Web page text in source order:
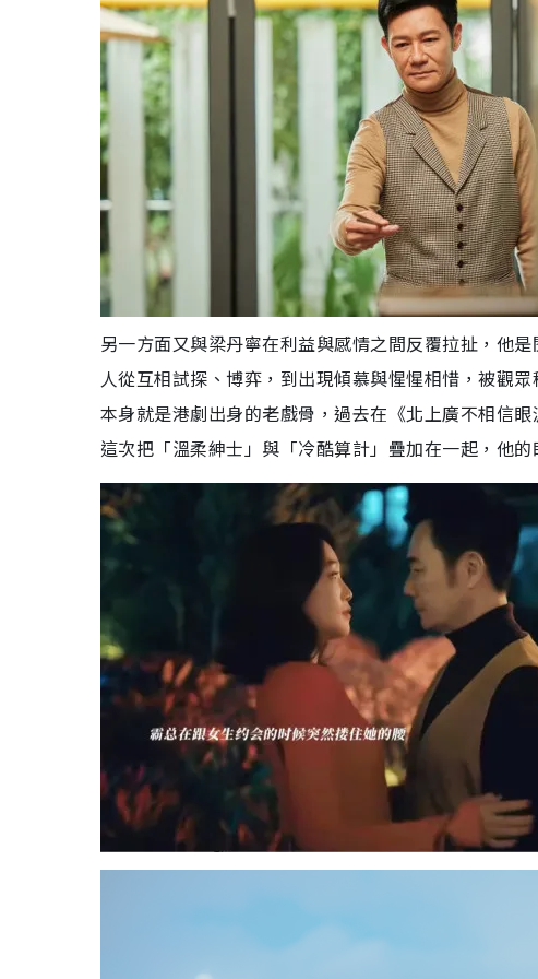
另一方面又與梁丹寧在利益與感情之間反覆拉扯，他
人從互相試探、博弈，到出現傾慕與惺惺相惜，被觀
本身就是港劇出身的老戲骨，過去在《北上廣不相信
這次把「溫柔紳士」與「冷酷算計」疊加在一起，他